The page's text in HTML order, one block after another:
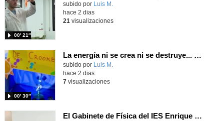
Contenido educativo.
subido por Luis M.
00′ 21″
hace 2 dias
21 visualizaciones
La energía ni se crea ni se destruye... ¡se experimenta! El Tierno en la Feria Madrid es Ciencia 2026
Contenido educativo.
subido por Luis M.
00′ 30″
hace 2 dias
7visualizaciones
El Gabinete de Física del IES Enrique Tierno Galván de Parla (Curso 25-26)